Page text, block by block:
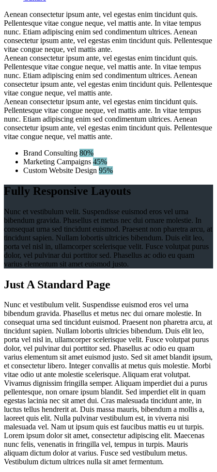
Aenean consectetur ipsum ante, vel egestas enim tincidunt quis.
Pellentesque vitae congue neque, vel mattis ante. In vitae tempus
nunc. Etiam adipiscing enim sed condimentum ultrices. Aenean
consectetur ipsum ante, vel egestas enim tincidunt quis. Pellentesque
vitae congue neque, vel mattis ante.
Aenean consectetur ipsum ante, vel egestas enim tincidunt quis.
Pellentesque vitae congue neque, vel mattis ante. In vitae tempus
nunc. Etiam adipiscing enim sed condimentum ultrices. Aenean
consectetur ipsum ante, vel egestas enim tincidunt quis. Pellentesque
vitae congue neque, vel mattis ante.
Aenean consectetur ipsum ante, vel egestas enim tincidunt quis.
Pellentesque vitae congue neque, vel mattis ante. In vitae tempus
nunc. Etiam adipiscing enim sed condimentum ultrices. Aenean
consectetur ipsum ante, vel egestas enim tincidunt quis. Pellentesque
vitae congue neque, vel mattis ante.
Brand Consulting 80%
Marketing Campaigns 45%
Custom Website Design 95%
Fully Responsive Layouts
Nunc et vestibulum velit. Suspendisse euismod eros vel urna
bibendum gravida. Phasellus et metus nec dui ornare molestie. In
consequat urna sed tincidunt euismod. Praesent non pharetra arcu, at
tincidunt sapien. Nullam lobortis ultricies bibendum. Duis elit leo,
porta vel nisl in, ullamcorper scelerisque velit. Fusce volutpat purus
dolor, vel pulvinar dui porttitor sed. Phasellus ac odio eu quam
varius elementum sit amet euismod justo.
Just A Standard Page
Nunc et vestibulum velit. Suspendisse euismod eros vel urna
bibendum gravida. Phasellus et metus nec dui ornare molestie. In
consequat urna sed tincidunt euismod. Praesent non pharetra arcu, at
tincidunt sapien. Nullam lobortis ultricies bibendum. Duis elit leo,
porta vel nisl in, ullamcorper scelerisque velit. Fusce volutpat purus
dolor, vel pulvinar dui porttitor sed. Phasellus ac odio eu quam
varius elementum sit amet euismod justo. Sed sit amet blandit ipsum,
et consectetur libero. Integer convallis at metus quis molestie. Morbi
vitae odio ut ante molestie scelerisque. Aliquam erat volutpat.
Vivamus dignissim fringilla semper. Aliquam imperdiet dui a purus
pellentesque, non ornare ipsum blandit. Sed imperdiet elit in quam
egestas lacinia nec sit amet dui. Cras malesuada tincidunt ante, in
luctus tellus hendrerit at. Duis massa mauris, bibendum a mollis a,
laoreet quis elit. Nulla pulvinar vestibulum est, in viverra nisi
malesuada vel. Nam ut ipsum quis est faucibus mattis eu ut turpis.
Lorem ipsum dolor sit amet, consectetur adipiscing elit. Maecenas
nunc felis, venenatis in fringilla vel, tempus in turpis. Mauris
aliquam dictum dolor at varius. Fusce sed vestibulum metus.
Vestibulum dictum ultrices nulla sit amet fermentum.